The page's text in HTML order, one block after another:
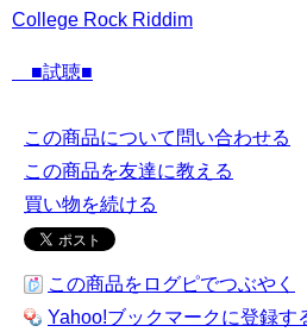
College Rock Riddim
■試聴■
この商品について問い合わせる
この商品を友達に教える
買い物を続ける
この商品をログピでつぶやく
Yahoo!ブックマークに登録す